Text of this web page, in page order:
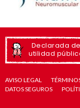
Declarada de
utilidad
AVISO LEGAL
DATOS SEGUROS